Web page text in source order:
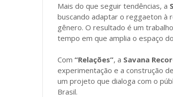
Mais do que seguir tendências, a
buscando adaptar o reggaeton à
gênero. O resultado é um
tempo em que amplia o espaço
Com “Relações”, a Savana
experimentação e a construção
um projeto que dialoga com o
Brasil.